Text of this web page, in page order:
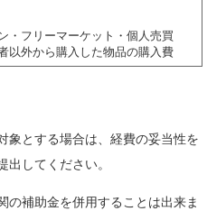
・フリーマーケット・個人売買
以外から購入した物品の購入費
象とする場合は、経費の妥当性を
してください。
の補助金を併用することは出来ま